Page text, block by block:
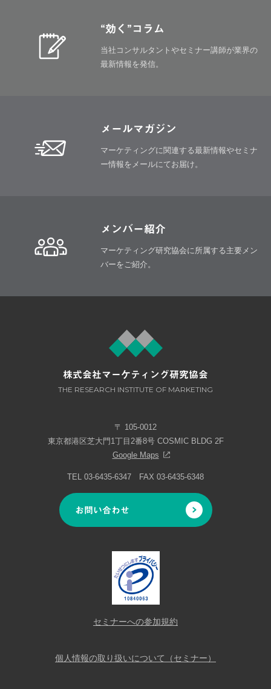
“効く”コラム
当社コンサルタントやセミナー講師が業界の
最新情報を発信。
メールマガジン
マーケティングに関連する最新情報やセミナ
ー情報をメールにてお届け。
メンバー紹介
マーケティング研究協会に所属する主要メン
バーをご紹介。
株式会社マーケティング研究協会
THE RESEARCH INSTITUTE OF MARKETING
〒 105-0012
東京都港区芝大門1丁目2番8号 COSMIC BLDG 2F
Google Maps
TEL 03-6435-6347 FAX 03-6435-6348
お問い合わせ
セミナーへの参加規約
個人情報の取り扱いについて（セミナー）